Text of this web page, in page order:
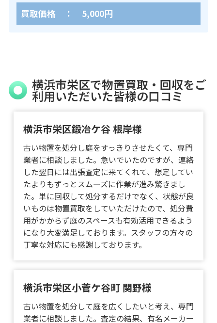
買取価格 ： 5,000円
横浜市栄区で物置買取・回収をご
利用いただいた皆様の口コミ
横浜市栄区鍛冶ケ谷 根岸様
古い物置を処分し庭をすっきりさせたくて、専門
業者に相談しました。急いでいたのですが、連絡
した翌日には出張査定に来てくれて、想定してい
たよりもずっとスムーズに作業が進み驚きまし
た。単に回収して処分するだけでなく、状態が良
いものは物置買取をしていただけたので、処分費
用がかからず庭のスペースも有効活用できるよう
になり大変満足しております。スタッフの方々の
丁寧な対応にも感謝しております。
横浜市栄区小菅ケ谷町 関野様
古い物置を処分して庭を広くしたいと考え、専門
業者に相談しました。査定の結果、有名メーカー